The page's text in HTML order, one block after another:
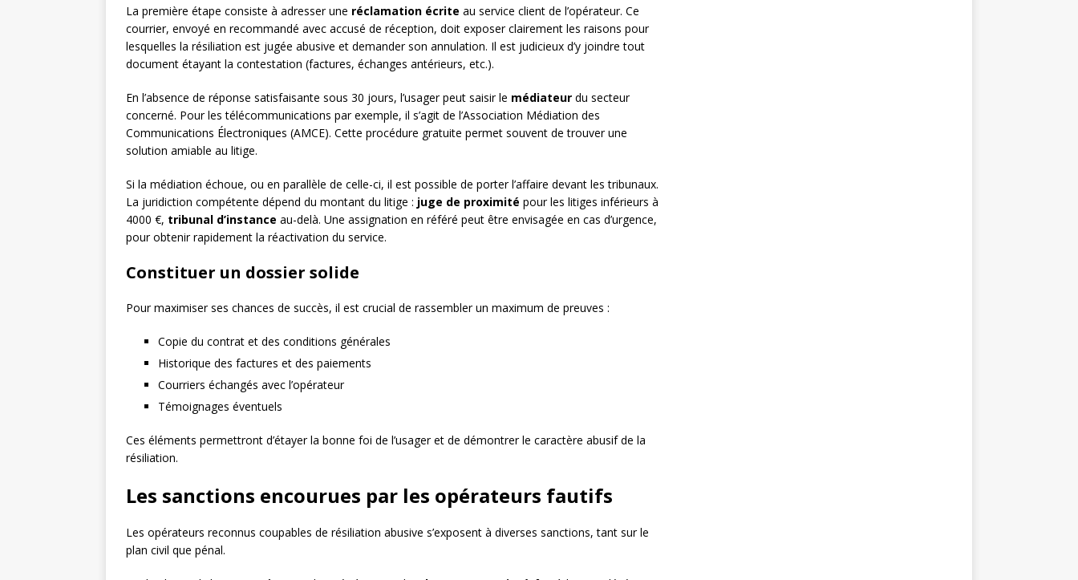
La première étape consiste à adresser une réclamation écrite au service client de l’opérateur. Ce
courrier, envoyé en recommandé avec accusé de réception, doit exposer clairement les raisons pour
lesquelles la résiliation est jugée abusive et demander son annulation. Il est judicieux d’y joindre tout
document étayant la contestation (factures, échanges antérieurs, etc.).
En l’absence de réponse satisfaisante sous 30 jours, l’usager peut saisir le médiateur du secteur
concerné. Pour les télécommunications par exemple, il s’agit de l’Association Médiation des
Communications Électroniques (AMCE). Cette procédure gratuite permet souvent de trouver une
solution amiable au litige.
Si la médiation échoue, ou en parallèle de celle-ci, il est possible de porter l’affaire devant les tribunaux.
La juridiction compétente dépend du montant du litige : juge de proximité pour les litiges inférieurs à
4000 €, tribunal d’instance au-delà. Une assignation en référé peut être envisagée en cas d’urgence,
pour obtenir rapidement la réactivation du service.
Constituer un dossier solide
Pour maximiser ses chances de succès, il est crucial de rassembler un maximum de preuves :
Copie du contrat et des conditions générales
Historique des factures et des paiements
Courriers échangés avec l’opérateur
Témoignages éventuels
Ces éléments permettront d’étayer la bonne foi de l’usager et de démontrer le caractère abusif de la
résiliation.
Les sanctions encourues par les opérateurs fautifs
Les opérateurs reconnus coupables de résiliation abusive s’exposent à diverses sanctions, tant sur le
plan civil que pénal.